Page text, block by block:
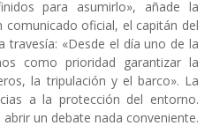
para asumirlo», añade la
comunicado oficial, el capitán del
travesía: «Desde el día uno de la
como prioridad garantizar la
la tripulación y el barco». La
a la protección del entorno.
un debate nada conveniente.